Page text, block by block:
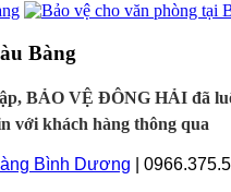
Bàng
BẢO VỆ ĐÔNG HẢI đã
với khách hàng thông qua
Bình Dương |